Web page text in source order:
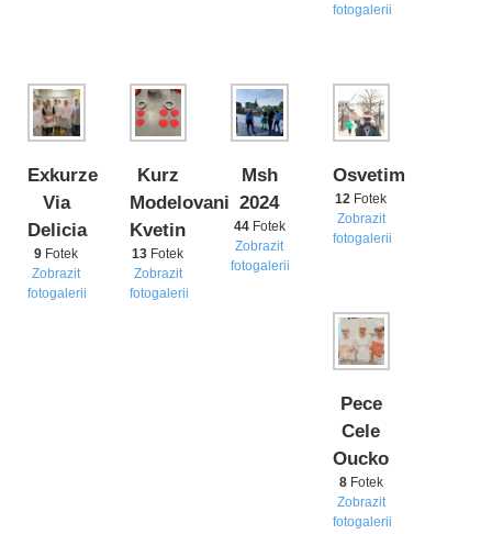
fotogalerii
Exkurze
Via
Delicia
9 Fotek
Zobrazit
fotogalerii
Kurz
Modelovani
Kvetin
13 Fotek
Zobrazit
fotogalerii
Msh
2024
44Fotek
Zobrazit
fotogalerii
Osvetim
12 Fotek
Zobrazit
fotogalerii
Pece
Cele
Oucko
8Fotek
Zobrazit
fotogalerii